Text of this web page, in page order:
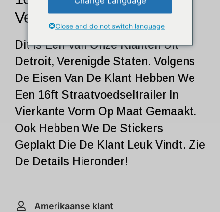
Verenigde Staten
Dit Is Een Van Onze Klanten Uit
Detroit, Verenigde Staten. Volgens
De Eisen Van De Klant Hebben We
Een 16ft Straatvoedseltrailer In
Vierkante Vorm Op Maat Gemaakt.
Ook Hebben We De Stickers
Geplakt Die De Klant Leuk Vindt. Zie
De Details Hieronder!
Amerikaanse klant
Close and do not switch language